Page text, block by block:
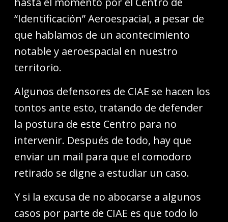
“Identificación” Aeroespacial, a pesar de
que hablamos de un acontecimiento
notable y aeroespacial en nuestro
territorio.
Algunos defensores de CIAE se hacen los
tontos ante esto, tratando de defender
la postura de este Centro para no
intervenir. Después de todo, hay que
enviar un mail para que el comodoro
retirado se digne a estudiar un caso.
Y si la excusa de no abocarse a algunos
casos por parte de CIAE es que todo lo